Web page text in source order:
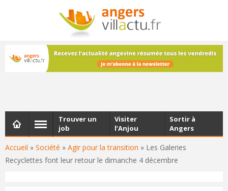
NEWSLETTER
Les dernières actualités d'Angers, chaque vendredi dans
votre boîte e-mail
Accueil » Société » Agir pour la transition » Les Galeries
Recyclettes font leur retour le dimanche 4 décembre
Trouver un
job
Visiter
l’Anjou
Sortir à
Angers